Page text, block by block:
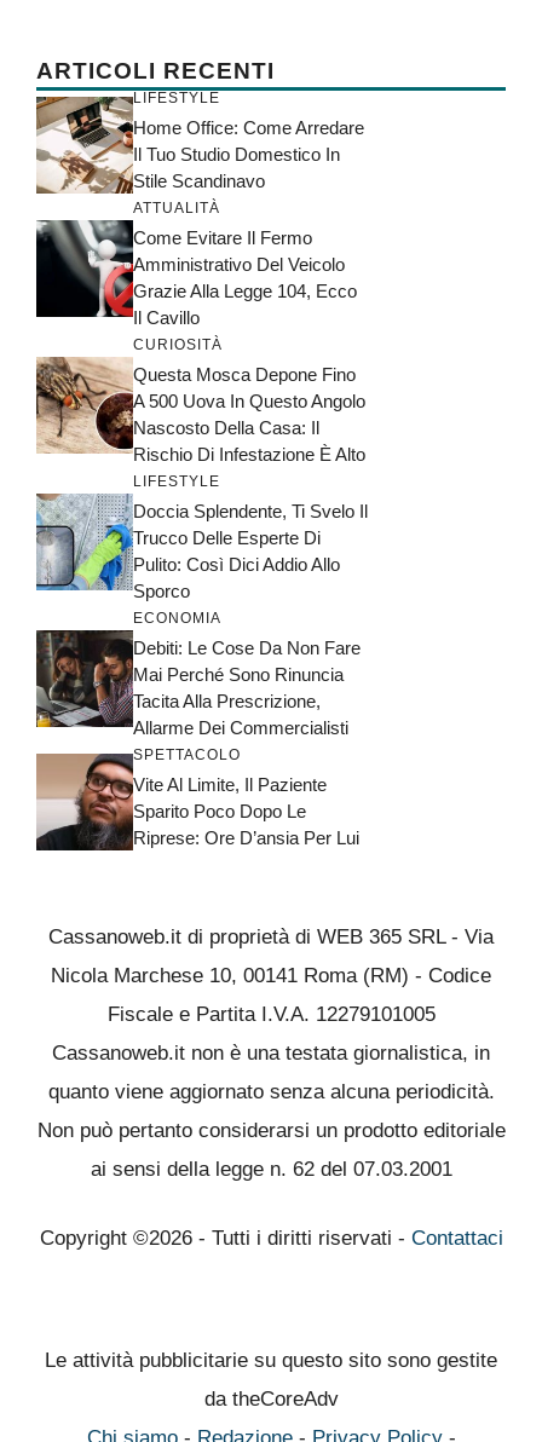
ARTICOLI RECENTI
LIFESTYLE
Home Office: Come Arredare
Il Tuo Studio Domestico In
Stile Scandinavo
ATTUALITÀ
Come Evitare Il Fermo
Amministrativo Del Veicolo
Grazie Alla Legge 104, Ecco
Il Cavillo
CURIOSITÀ
Questa Mosca Depone Fino
A 500 Uova In Questo Angolo
Nascosto Della Casa: Il
Rischio Di Infestazione È Alto
LIFESTYLE
Doccia Splendente, Ti Svelo Il
Trucco Delle Esperte Di
Pulito: Così Dici Addio Allo
Sporco
ECONOMIA
Debiti: Le Cose Da Non Fare
Mai Perché Sono Rinuncia
Tacita Alla Prescrizione,
Allarme Dei Commercialisti
SPETTACOLO
Vite Al Limite, Il Paziente
Sparito Poco Dopo Le
Riprese: Ore D’ansia Per Lui
Cassanoweb.it di proprietà di WEB 365 SRL - Via
Nicola Marchese 10, 00141 Roma (RM) - Codice
Fiscale e Partita I.V.A. 12279101005
Cassanoweb.it non è una testata giornalistica, in
quanto viene aggiornato senza alcuna periodicità.
Non può pertanto considerarsi un prodotto editoriale
ai sensi della legge n. 62 del 07.03.2001
Copyright ©2026 - Tutti i diritti riservati - Contattaci
Le attività pubblicitarie su questo sito sono gestite
da theCoreAdv